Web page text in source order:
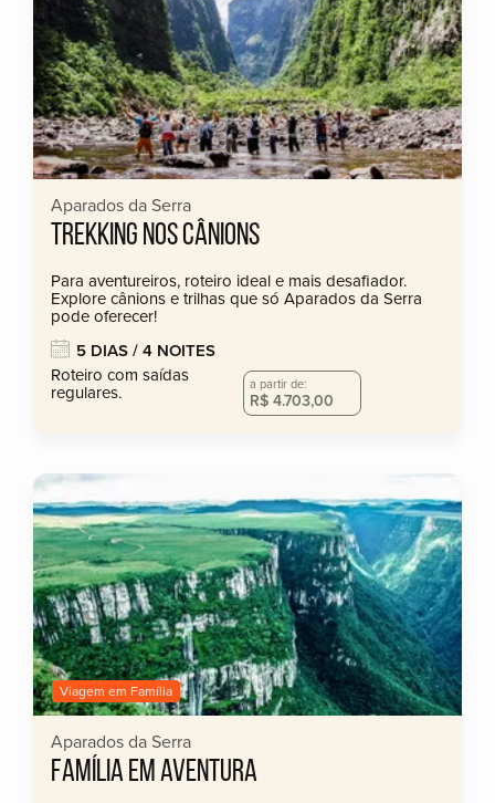
Aparados da Serra
TREKKING NOS CÂNIONS
Para aventureiros, roteiro ideal e mais desafiador.
Explore cânions e trilhas que só Aparados da Serra
pode oferecer!
5 DIAS / 4 NOITES
Roteiro com saídas
regulares. a partir de:
R$ 4.703,00
Viagem em Família
Aparados da Serra
FAMÍLIA EM AVENTURA